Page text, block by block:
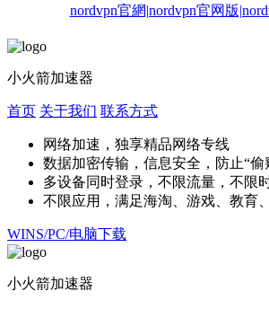
nordvpn官網|nordvpn官网版
小火箭加速器
首页 关于我们 联系方式
网络加速，独享精品网络专线
数据加密传输，信息安全，防止“偷
多设备同时登录，不限流量，不限
不限应用，满足海淘、游戏、教育
WINS/PC/电脑下载
小火箭加速器